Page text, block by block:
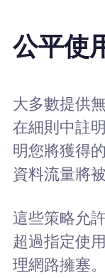
公平使
大多數提供
在細則中註
明您將獲得
資料流量將
這些策略允
超過指定使
理網路擁塞